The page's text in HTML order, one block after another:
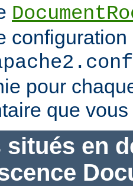
pour
que
situés en